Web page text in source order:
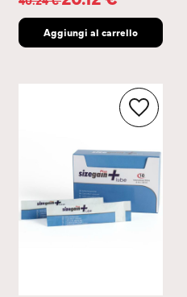
Aggiungi al carrello